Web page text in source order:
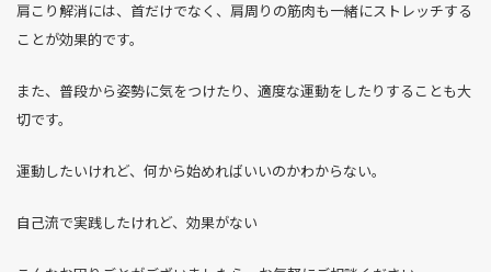
肩こり解消には、首だけでなく、肩周りの筋肉も一緒にストレッチする
ことが効果的です。
また、普段から姿勢に気をつけたり、適度な運動をしたりすることも大
切です。
運動したいけれど、何から始めればいいのかわからない。
自己流で実践したけれど、効果がない